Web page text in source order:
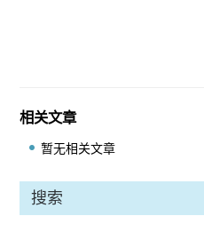
相关文章
暂无相关文章
搜索